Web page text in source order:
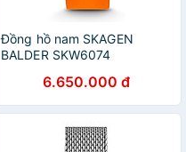
Đồng hồ nam SKAGEN
BALDER SKW6074
6.650.000 đ